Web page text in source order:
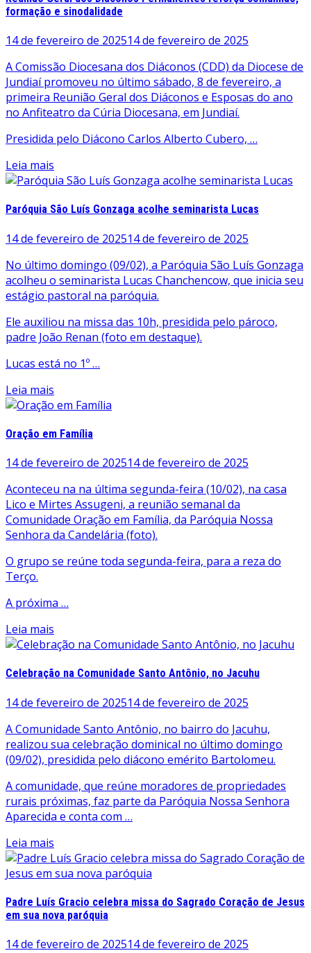
formação e sinodalidade
14 de fevereiro de 202514 de fevereiro de 2025
A Comissão Diocesana dos Diáconos (CDD) da Diocese de
Jundiaí promoveu no último sábado, 8 de fevereiro, a
primeira Reunião Geral dos Diáconos e Esposas do ano
no Anfiteatro da Cúria Diocesana, em Jundiaí.
Presidida pelo Diácono Carlos Alberto Cubero, …
Leia mais
Paróquia São Luís Gonzaga acolhe seminarista Lucas
14 de fevereiro de 202514 de fevereiro de 2025
No último domingo (09/02), a Paróquia São Luís Gonzaga
acolheu o seminarista Lucas Chanchencow, que inicia seu
estágio pastoral na paróquia.
Ele auxiliou na missa das 10h, presidida pelo pároco,
padre João Renan (foto em destaque).
Lucas está no 1º …
Leia mais
Oração em Família
14 de fevereiro de 202514 de fevereiro de 2025
Aconteceu na na última segunda-feira (10/02), na casa
Lico e Mirtes Assugeni, a reunião semanal da
Comunidade Oração em Família, da Paróquia Nossa
Senhora da Candelária (foto).
O grupo se reúne toda segunda-feira, para a reza do
Terço.
A próxima …
Leia mais
Celebração na Comunidade Santo Antônio, no Jacuhu
14 de fevereiro de 202514 de fevereiro de 2025
A Comunidade Santo Antônio, no bairro do Jacuhu,
realizou sua celebração dominical no último domingo
(09/02), presidida pelo diácono emérito Bartolomeu.
A comunidade, que reúne moradores de propriedades
rurais próximas, faz parte da Paróquia Nossa Senhora
Aparecida e conta com …
Leia mais
Padre Luís Gracio celebra missa do Sagrado Coração de Jesus
em sua nova paróquia
14 de fevereiro de 202514 de fevereiro de 2025